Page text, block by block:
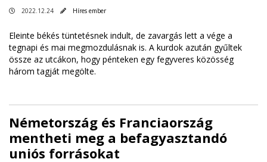
2022.12.24 Híres ember
Eleinte békés tüntetésnek indult, de zavargás lett a vége a
tegnapi és mai megmozdulásnak is. A kurdok azután gyűltek
össze az utcákon, hogy pénteken egy fegyveres közösség
három tagját megölte.
Németország és Franciaország
mentheti meg a befagyasztandó
uniós forrásokat